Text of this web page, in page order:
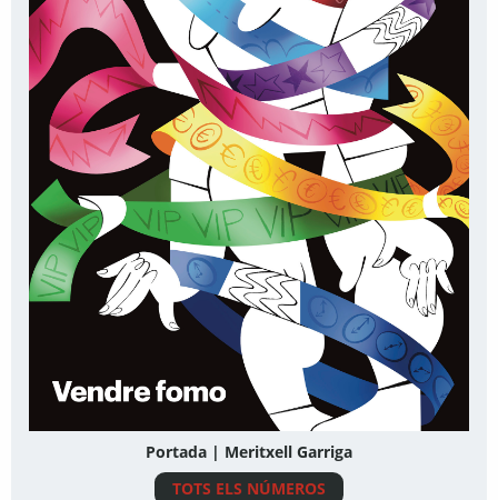
Portada | Meritxell Garriga
TOTS ELS NÚMEROS